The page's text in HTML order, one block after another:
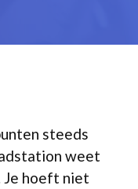
steeds
weet
Je hoeft niet